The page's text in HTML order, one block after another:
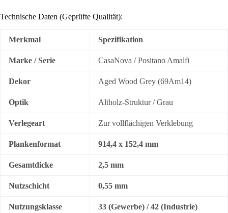
Technische Daten (Geprüfte Qualität):
Merkmal Spezifikation
Marke / Serie CasaNova / Positano Amalfi
Dekor Aged Wood Grey (69Am14)
Optik Altholz-Struktur / Grau
Verlegeart Zur vollflächigen Verklebung
Plankenformat 914,4 x 152,4 mm
Gesamtdicke 2,5 mm
Nutzschicht 0,55 mm
Nutzungsklasse 33 (Gewerbe) / 42 (Industrie)